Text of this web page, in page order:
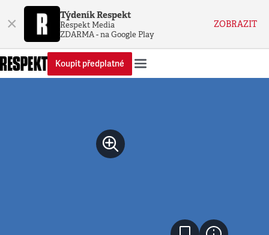
× Týdeník Respekt
Respekt Media
ZDARMA - na Google Play
ZOBRAZIT
Koupit předplatné